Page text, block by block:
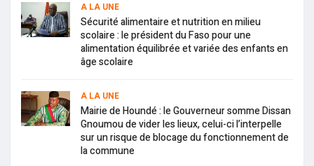
A LA UNE
Sécurité alimentaire et nutrition en milieu
scolaire : le président du Faso pour une
alimentation équilibrée et variée des enfants en
âge scolaire
A LA UNE
Mairie de Houndé : le Gouverneur somme Dissan
Gnoumou de vider les lieux, celui-ci l’interpelle
sur un risque de blocage du fonctionnement de
la commune